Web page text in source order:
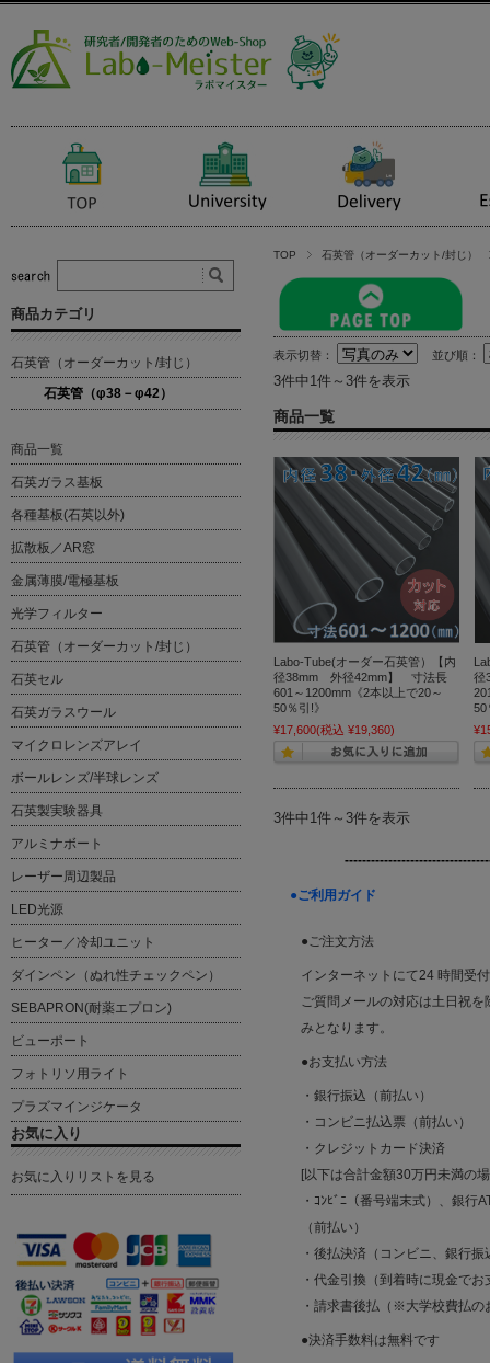
TOP 石英管（オーダーカット/封じ）
表示切替： 並び順：
3件中1件～3件を表示
商品一覧
Labo-Tube(オーダー石英管）【内
径38mm 外径42mm】 寸法長
601～1200mm《2本以上で20～
50％引!》
¥17,600(税込 ¥19,360)
径
50
3件中1件～3件を表示
●ご利用ガイド
●ご注文方法
インターネットにて24 時間受
ご質問メールの対応は土日祝
みとなります。
●お支払い方法
・銀行振込（前払い）
・コンビニ払込票（前払い）
・クレジットカード決済
[以下は合計金額30万円未満の
・ｺﾝﾋﾞﾆ（番号端末式）、銀行
（前払い）
・後払決済（コンビニ、銀行
・代金引換（到着時に現金でお
・請求書後払（※大学校費払の
●決済手数料は無料です
商品カテゴリ
石英管（オーダーカット/封じ）
石英管（φ38－φ42）
商品一覧
石英ガラス基板
各種基板(石英以外)
拡散板／AR窓
金属薄膜/電極基板
光学フィルター
石英管（オーダーカット/封じ）
石英セル
石英ガラスウール
マイクロレンズアレイ
ボールレンズ/半球レンズ
石英製実験器具
アルミナボート
レーザー周辺製品
LED光源
ヒーター／冷却ユニット
ダインペン（ぬれ性チェックペン）
SEBAPRON(耐薬エプロン)
ビューポート
フォトリソ用ライト
プラズマインジケータ
お気に入り
お気に入りリストを見る